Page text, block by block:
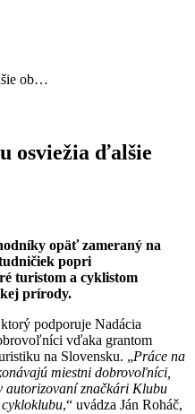
ob…
osviežia ďalšie
opäť zameraný na
popri
turistom a cyklistom
prírody.
podporuje Nadácia
vďaka grantom
na Slovensku. „Práce na
miestni dobrovoľníci,
autorizovaní značkári Klubu
cykloklubu,“ uvádza Ján Roháč,